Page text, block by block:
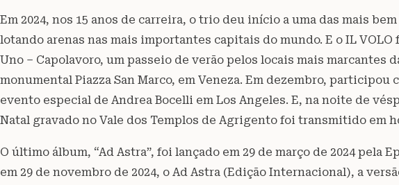
Em 2024, nos 15 anos de carreira, o trio deu início a uma das mais
lotando arenas nas mais importantes capitais do mundo. E o IL
Uno – Capolavoro, um passeio de verão pelos locais mais marcantes
monumental Piazza San Marco, em Veneza. Em dezembro, participou
evento especial de Andrea Bocelli em Los Angeles. E, na noite de
Natal gravado no Vale dos Templos de Agrigento foi transmitido em
O último álbum, “Ad Astra”, foi lançado em 29 de março de 2024 pela
em 29 de novembro de 2024, o Ad Astra (Edição Internacional), a